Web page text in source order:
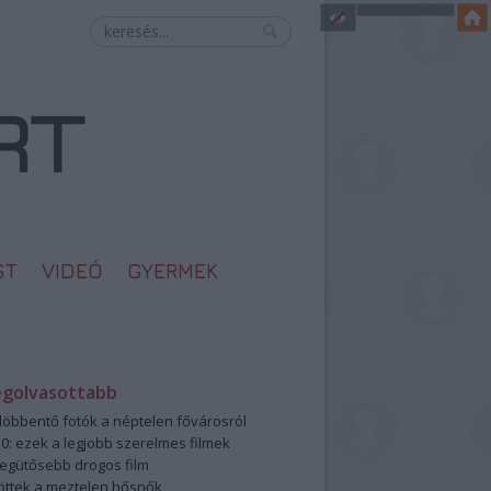
VIDEÓ GYERMEK
fotók a néptelen fővárosról
ezek a legjobb szerelmes filmek
drogos film
a meztelen hősnők